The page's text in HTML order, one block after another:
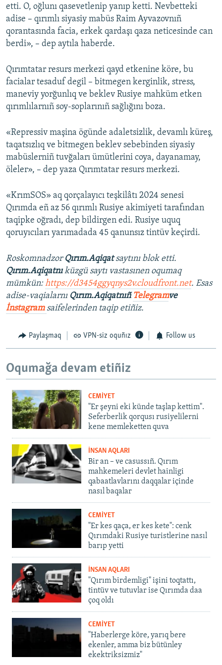
etti. O, oğlunı qasevetlenip yanıp ketti. Nevbetteki
adise – qırımlı siyasiy mabüs Raim Ayvazovnıñ
qorantasında facia, erkek qardaşı qaza neticesinde can
berdi», – dep aytıla haberde.
Qırımtatar resurs merkezi qayd etkenine köre, bu
facialar tesaduf degil – bitmegen kerginlik, stress,
maneviy yorğunlıq ve beklev Rusiye mahküm etken
qırımlılarnıñ soy-soplarınıñ sağlığını boza.
«Repressiv maşina ögünde adaletsizlik, devamlı küreş,
taqatsızlıq ve bitmegen beklev sebebinden siyasiy
mabüslerniñ tuvğaları ümütlerini coya, dayanamay,
öleler», – dep yaza Qırımtatar resurs merkezi.
«KrımSOS» aq qorçalayıcı teşkilâtı 2024 senesi
Qırımda eñ az 56 qırımlı Rusiye akimiyeti tarafından
taqipke oğradı, dep bildirgen edi. Rusiye uquq
qoruyıcıları yarımadada 45 qanunsız tintüv keçirdi.
Roskomnadzor Qırım.Aqiqatsaytını blok etti.
Qırım.Aqiqatnıküzgü saytı vastasınen oqumaq
mümkün:https://d3454ggyqnys2v.cloudfront.net. Esas
adise-vaqialarnı Qırım.Aqiqatnıñ Telegramve
İnstagram saifelerinden taqip etiñiz.
Paylaşmaq VPN-siz oquñız Follow us
Oqumağa devam etiñiz
CEMİYET
"Er şeyni eki künde taşlap kettim".
Seferberlik qorqusı rusiyelilerni
kene memleketten quva
İNSAN AQLARI
Bir an – ve casussıñ. Qırım
mahkemeleri devlet hainligi
qabaatlavlarını daqqalar içinde
nasıl baqalar
CEMİYET
"Er kes qaça, er kes kete": cenk
Qırımdaki Rusiye turistlerine nasıl
barıp yetti
İNSAN AQLARI
"Qırım birdemligi" işini toqtattı,
tintüv ve tutuvlar ise Qırımda daa
çoq oldı
CEMİYET
"Haberlerge köre, yarıq bere
ekenler, amma biz bütünley
ekektriksizmiz"